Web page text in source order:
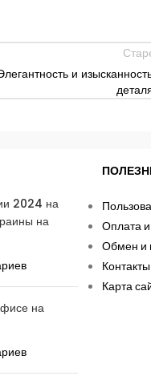
и
2024 на
на
на
Оплата и
Обмен и
Контакты
Карта